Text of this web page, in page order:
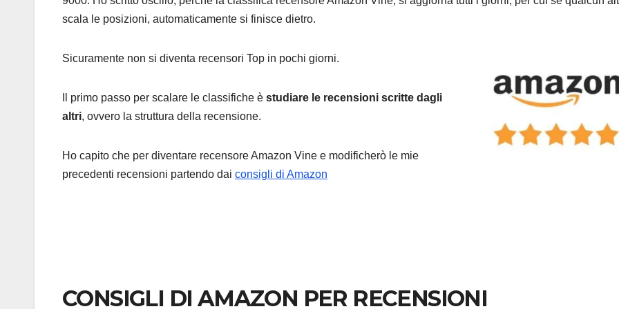
scala le posizioni, automaticamente si finisce dietro.
Sicuramente non si diventa recensori Top in pochi giorni.
Il primo passo per scalare le classifiche è studiare le recensioni scritte dagli
altri, ovvero la struttura della recensione.
Ho capito che per diventare recensore Amazon Vine e modificherò le mie
precedenti recensioni partendo dai consigli di Amazon
CONSIGLI DI AMAZON PER RECENSIONI